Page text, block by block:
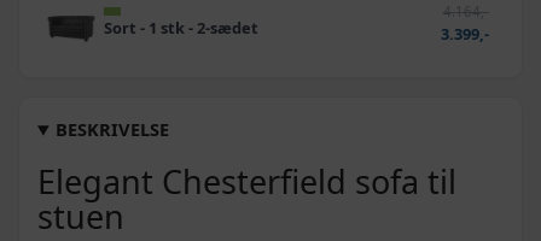
BESKRIVELSE
Elegant Chesterfield sofa til
stuen
Sort - 1 stk - 2-sædet
4.164,-
3.399,-